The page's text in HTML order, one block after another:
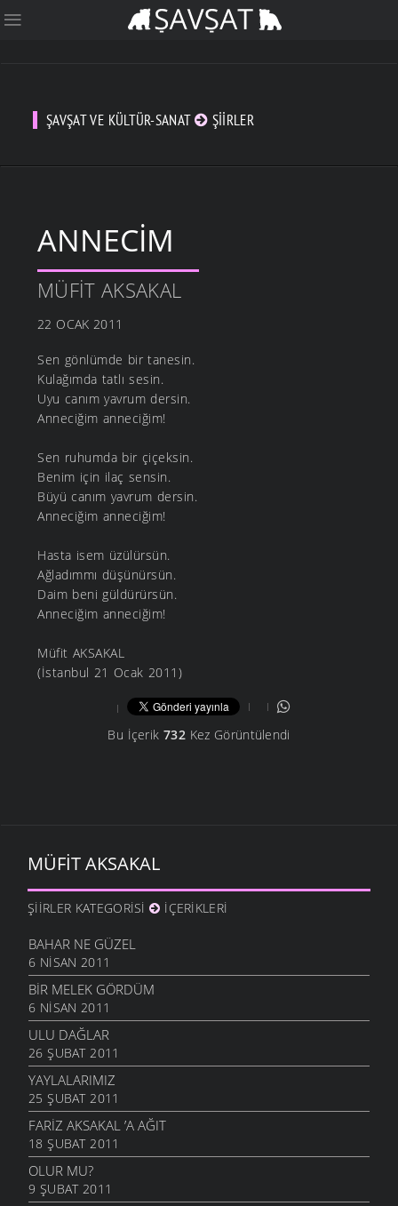
ŞAVŞAT VE KÜLTÜR-SANAT ŞIIRLER
ANNECIM
MÜFIT AKSAKAL
22 OCAK 2011
Sen gönlümde bir tanesin.
Kulağımda tatlı sesin.
Uyu canım yavrum dersin.
Anneciğim anneciğim!
Sen ruhumda bir çiçeksin.
Benim için ilaç sensin.
Büyü canım yavrum dersin.
Anneciğim anneciğim!
Hasta isem üzülürsün.
Ağladımmı düşünürsün.
Daim beni güldürürsün.
Anneciğim anneciğim!
Müfit AKSAKAL
(İstanbul 21 Ocak 2011)
Bu İçerik 732Kez Görüntülendi
MÜFIT AKSAKAL
ŞIIRLER KATEGORISI İÇERIKLERI
BAHAR NE GÜZEL
6 NISAN 2011
BIR MELEK GÖRDÜM
6 NISAN 2011
ULU DAĞLAR
26 ŞUBAT 2011
YAYLALARIMIZ
25 ŞUBAT 2011
FARIZ AKSAKAL ’A AĞIT
18 ŞUBAT 2011
OLUR MU?
9 ŞUBAT 2011